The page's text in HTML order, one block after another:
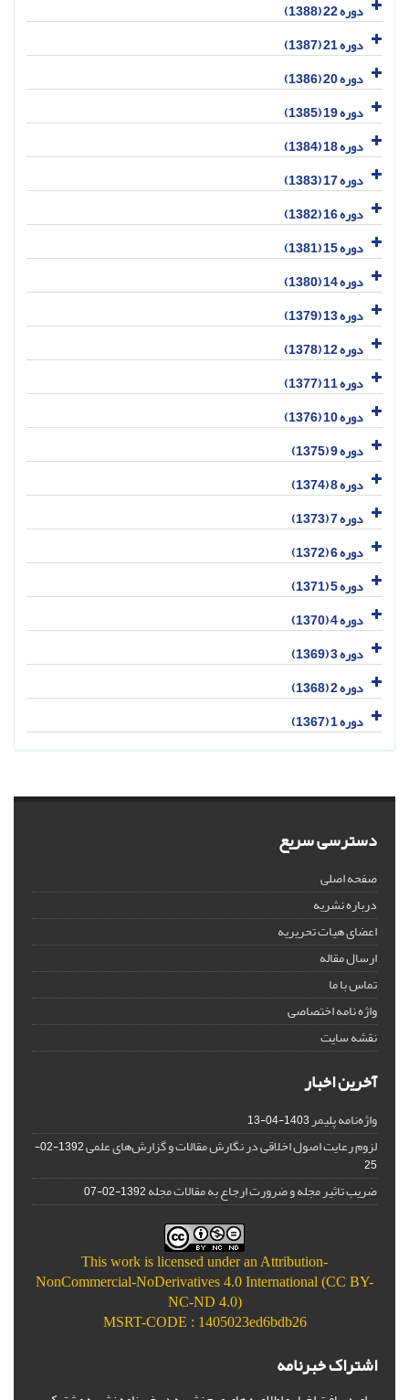
دوره 22 (1388)
دوره 21 (1387)
دوره 20 (1386)
دوره 19 (1385)
دوره 18 (1384)
دوره 17 (1383)
دوره 16 (1382)
دوره 15 (1381)
دوره 14 (1380)
دوره 13 (1379)
دوره 12 (1378)
دوره 11 (1377)
دوره 10 (1376)
دوره 9 (1375)
دوره 8 (1374)
دوره 7 (1373)
دوره 6 (1372)
دوره 5 (1371)
دوره 4 (1370)
دوره 3 (1369)
دوره 2 (1368)
دوره 1 (1367)
دسترسی سریع
صفحه اصلی
درباره نشریه
اعضای هیات تحریریه
ارسال مقاله
تماس با ما
واژه نامه اختصاصی
نقشه سایت
آخرین اخبار
واژه‌نامه پلیمر1403-04-13
لزوم رعایت اصول اخلاقی در نگارش مقالات و گزارش‌‌های علمی
1392-02-
25
ضریب تاثیر مجله و ضرورت ارجاع به مقالات مجله1392-02-07
This work is licensed under an Attribution-
NonCommercial-NoDerivatives 4.0 International (CC BY-
NC-ND 4.0)
MSRT-CODE : 1405023ed6bdb26
اشتراک خبرنامه